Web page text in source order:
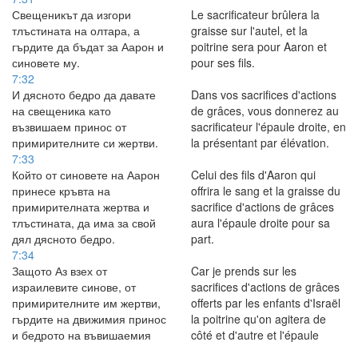
Свещеникът да изгори
тлъстината на олтара, а
гърдите да бъдат за Аарон и
синовете му.
Le sacrificateur brûlera la
graisse sur l'autel, et la
poitrine sera pour Aaron et
pour ses fils.
7:32
И дясното бедро да давате
на свещеника като
възвишаем принос от
примирителните си жертви.
Dans vos sacrifices d'actions
de grâces, vous donnerez au
sacrificateur l'épaule droite, en
la présentant par élévation.
7:33
Който от синовете на Аарон
принесе кръвта на
примирителната жертва и
тлъстината, да има за свой
дял дясното бедро.
Celui des fils d'Aaron qui
offrira le sang et la graisse du
sacrifice d'actions de grâces
aura l'épaule droite pour sa
part.
7:34
Защото Аз взех от
израилевите синове, от
примирителните им жертви,
гърдите на движимия принос
и бедрото на въвишаемия
Car je prends sur les
sacrifices d'actions de grâces
offerts par les enfants d'Israël
la poitrine qu'on agitera de
côté et d'autre et l'épaule